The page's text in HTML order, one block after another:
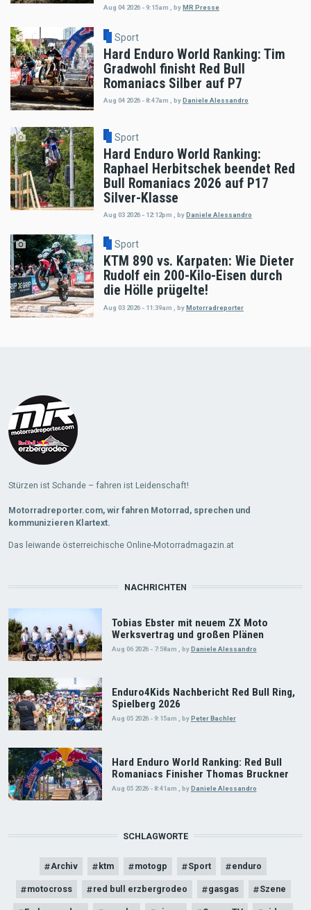
Aug 04 2026 - 9:15am , by MR Presse
Sport
Hard Enduro World Ranking: Tim
Gradwohl finisht Red Bull
Romaniacs Silber auf P7
Aug 04 2026 - 8:47am byDaniele Alessandro
Sport
Hard Enduro World Ranking:
Raphael Herbitschek beendet Red
Bull Romaniacs 2026 auf P17
Silver-Klasse
Aug 03 2026 - 12:12pm byDaniele Alessandro
Sport
KTM 890 vs. Karpaten: Wie Dieter
Rudolf ein 200-Kilo-Eisen durch
die Hölle prügelte!
Aug 03 2026 - 11:39am byMotorradreporter
Stürzen ist Schande – fahren ist Leidenschaft!
Motorradreporter.com, wir fahren Motorrad, sprechen und
kommunizieren Klartext.
Das leiwande österreichische Online-Motorradmagazin.at
NACHRICHTEN
Tobias Ebster mit neuem ZX Moto
Werksvertrag und großen Plänen
Aug 06 2026 - 7:58am byDaniele Alessandro
Enduro4Kids Nachbericht Red Bull Ring,
Spielberg 2026
Aug 05 2026 - 9:15am , by Peter Bachler
Hard Enduro World Ranking: Red Bull
Romaniacs Finisher Thomas Bruckner
Aug 05 2026 - 8:41am byDaniele Alessandro
SCHLAGWORTE
Archiv ktm motogp Sport enduro
motocross red bull erzbergrodeo gasgas Szene